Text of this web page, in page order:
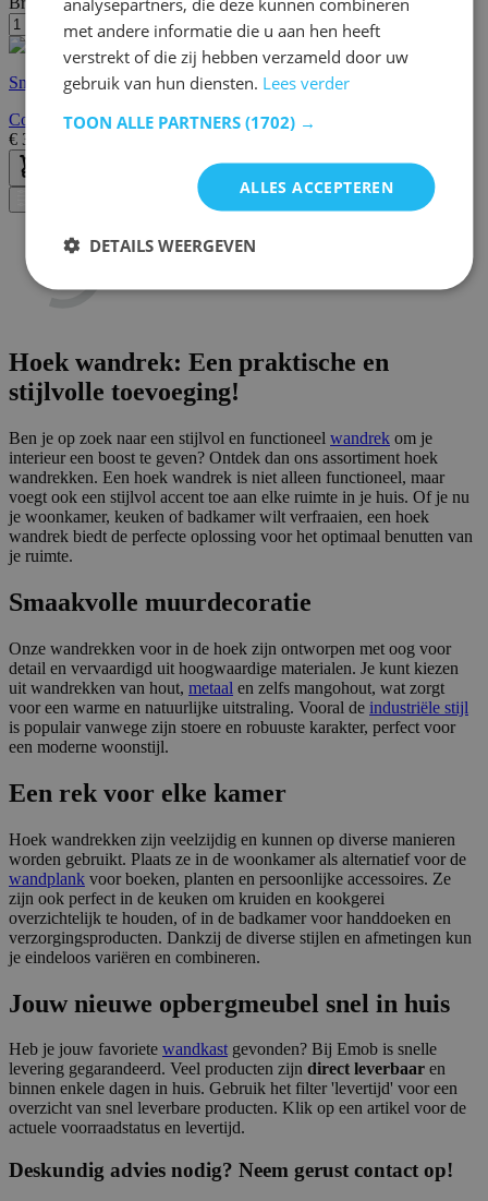
Snelle levering
Corner Wandplank | 100% MELAMINE | Wit
€ 38,95
Hoek wandrek: Een praktische en
stijlvolle toevoeging!
Ben je op zoek naar een stijlvol en functioneel wandrek om je
interieur een boost te geven? Ontdek dan ons assortiment hoek
wandrekken. Een hoek wandrek is niet alleen functioneel, maar
voegt ook een stijlvol accent toe aan elke ruimte in je huis. Of je nu
je woonkamer, keuken of badkamer wilt verfraaien, een hoek
wandrek biedt de perfecte oplossing voor het optimaal benutten van
je ruimte.
Smaakvolle muurdecoratie
Onze wandrekken voor in de hoek zijn ontworpen met oog voor
detail en vervaardigd uit hoogwaardige materialen. Je kunt kiezen
uit wandrekken van hout, metaal en zelfs mangohout, wat zorgt
voor een warme en natuurlijke uitstraling. Vooral de industriële stijl
is populair vanwege zijn stoere en robuuste karakter, perfect voor
een moderne woonstijl.
Een rek voor elke kamer
Hoek wandrekken zijn veelzijdig en kunnen op diverse manieren
worden gebruikt. Plaats ze in de woonkamer als alternatief voor de
wandplank voor boeken, planten en persoonlijke accessoires. Ze
zijn ook perfect in de keuken om kruiden en kookgerei
overzichtelijk te houden, of in de badkamer voor handdoeken en
verzorgingsproducten. Dankzij de diverse stijlen en afmetingen kun
je eindeloos variëren en combineren.
Jouw nieuwe opbergmeubel snel in huis
Heb je jouw favoriete wandkastgevonden? Bij Emob is snelle
levering gegarandeerd. Veel producten zijn direct leverbaar en
binnen enkele dagen in huis. Gebruik het filter 'levertijd' voor een
overzicht van snel leverbare producten. Klik op een artikel voor de
actuele voorraadstatus en levertijd.
Deskundig advies nodig? Neem gerust contact op!
met andere informatie die u aan hen heeft
verstrekt of die zij hebben verzameld door uw
gebruik van hun diensten. Lees verder
TOON ALLE PARTNERS (1702) →
ALLES ACCEPTEREN
DETAILS WEERGEVEN